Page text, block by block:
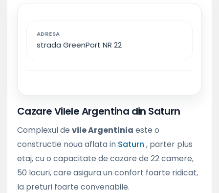
ADRESA
strada GreenPort NR 22
Cazare Vilele Argentina din Saturn
Complexul de vile Argentinia este o
constructie noua aflata in Saturn , parter plus
etaj, cu o capacitate de cazare de 22 camere,
50 locuri, care asigura un confort foarte ridicat,
la preturi foarte convenabile.